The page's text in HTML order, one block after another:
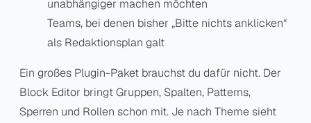
unabhängiger machen möchten
Teams, bei denen bisher „Bitte nichts anklicken“
als Redaktionsplan galt
Ein großes Plugin-Paket brauchst du dafür nicht. Der
Block Editor bringt Gruppen, Spalten, Patterns,
Sperren und Rollen schon mit. Je nach Theme sieht